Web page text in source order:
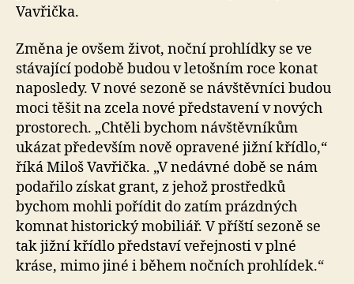
Vavřička.
Změna je ovšem život, noční prohlídky se ve
stávající podobě budou v letošním roce konat
naposledy. V nové sezoně se návštěvníci budou
moci těšit na zcela nové představení v nových
prostorech. „Chtěli bychom návštěvníkům
ukázat především nově opravené jižní křídlo,“
říká Miloš Vavřička. „V nedávné době se nám
podařilo získat grant, z jehož prostředků
bychom mohli pořídit do zatím prázdných
komnat historický mobiliář. V příští sezoně se
tak jižní křídlo představí veřejnosti v plné
kráse, mimo jiné i během nočních prohlídek.“